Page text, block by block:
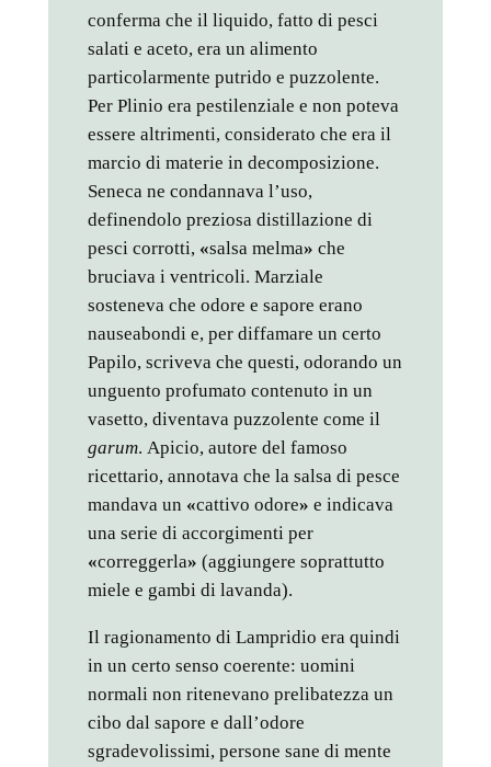
conferma che il liquido, fatto di pesci
salati e aceto, era un alimento
particolarmente putrido e puzzolente.
Per Plinio era pestilenziale e non poteva
essere altrimenti, considerato che era il
marcio di materie in decomposizione.
Seneca ne condannava l’uso,
definendolo preziosa distillazione di
pesci corrotti, «salsa melma» che
bruciava i ventricoli. Marziale
sosteneva che odore e sapore erano
nauseabondi e, per diffamare un certo
Papilo, scriveva che questi, odorando un
unguento profumato contenuto in un
vasetto, diventava puzzolente come il
garum. Apicio, autore del famoso
ricettario, annotava che la salsa di pesce
mandava un «cattivo odore» e indicava
una serie di accorgimenti per
«correggerla» (aggiungere soprattutto
miele e gambi di lavanda).
Il ragionamento di Lampridio era quindi
in un certo senso coerente: uomini
normali non ritenevano prelibatezza un
cibo dal sapore e dall’odore
sgradevolissimi, persone sane di mente